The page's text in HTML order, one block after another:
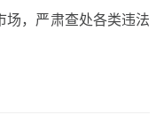
场，严肃查处各类违法